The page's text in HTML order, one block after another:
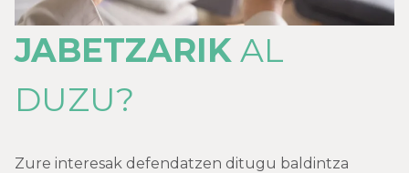
JABETZARIK AL
DUZU?
Zure interesak defendatzen ditugu baldintza